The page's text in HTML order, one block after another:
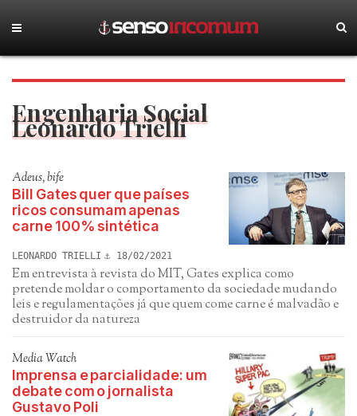
Engenharia Social
Leonardo Trielli
Adeus, bife
Bill Gates quer que países
ricos consumam apenas
carne 100% sintética
LEONARDO TRIELLI 18/02/2021
Em entrevista à revista do MIT, Gates explica como
pretende moldar o comportamento da sociedade mudando
leis e regulamentações já que quem come carne é malvadão e
destruidor da natureza
Media Watch
Imprensa e parcialidade: um
debate com o jornalista
Gustavo Poli